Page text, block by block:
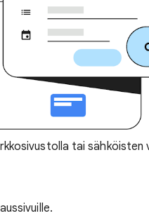
tai sähköisten